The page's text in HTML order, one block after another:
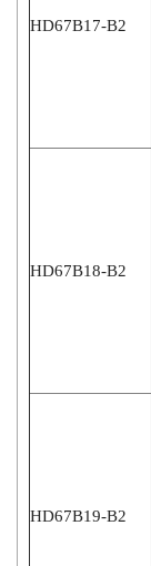
HD67B17-B2
HD67B18-B2
HD67B19-B2